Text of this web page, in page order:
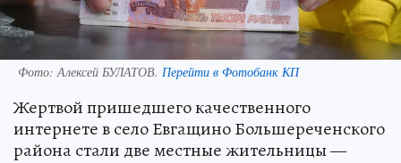
Фото: Алексей БУЛАТОВ. Перейти в Фотобанк КП
Жертвой пришедшего качественного
интернете в село Евгащино Большереченского
района стали две местные жительницы —